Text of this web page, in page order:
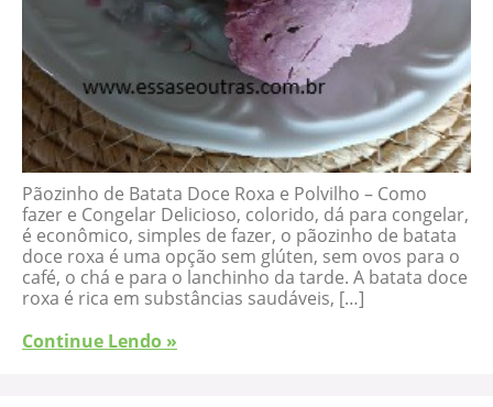
Pãozinho de Batata Doce Roxa e Polvilho – Como
fazer e Congelar Delicioso, colorido, dá para congelar,
é econômico, simples de fazer, o pãozinho de batata
doce roxa é uma opção sem glúten, sem ovos para o
café, o chá e para o lanchinho da tarde. A batata doce
roxa é rica em substâncias saudáveis, […]
Continue Lendo »